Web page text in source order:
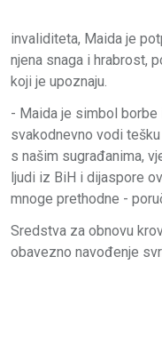
invaliditeta, Maida je
njena snaga i hrabrost,
koji je upoznaju.
- Maida je simbol
svakodnevno vodi
s našim sugrađanima,
ljudi iz BiH i dijaspore
mnoge prethodne -
Sredstva za obnovu
obavezno navođenje